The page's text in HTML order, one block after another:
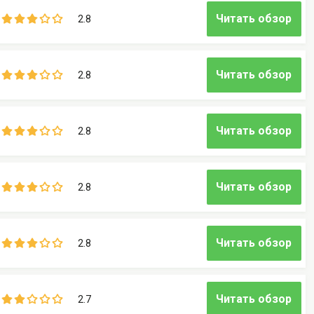
2.8 Читать обзор
2.8 Читать обзор
2.8 Читать обзор
2.8 Читать обзор
2.8 Читать обзор
2.7 Читать обзор